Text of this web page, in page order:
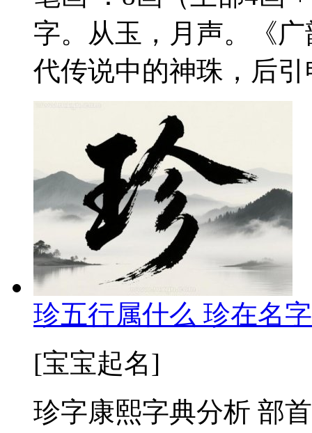
字。从玉，月声。《
代传说中的神珠，后
珍五行属什么 珍在名
[宝宝起名]
珍字康熙字典分析 部